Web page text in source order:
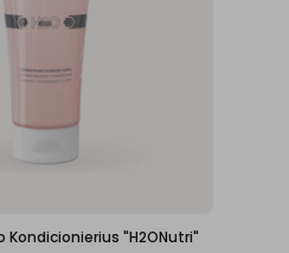
Kondicionierius "H2ONutri"